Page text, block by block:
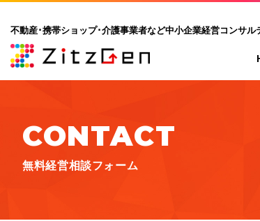
不動産･携帯ショップ･介護事業者など中小企業経営コンサ
CONTACT
無料経営相談フォーム